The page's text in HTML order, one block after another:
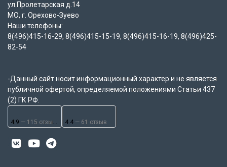
ул.Пролетарская д.14
МО, г. Орехово-Зуево
Наши телефоны:
8(496)415-16-29, 8(496)415-15-19, 8(496)415-16-19, 8(496)425-
82-54
-Данный сайт носит информационный характер и не является
публичной офертой, определяемой положениями Статьи 437
(2) ГК РФ.
4.9 — 115 отзывов 4.4 — 61 отзыв